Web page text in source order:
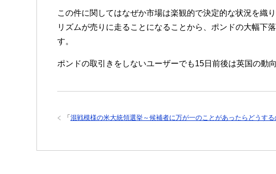
この件に関してはなぜか市場は楽観的で決定的な状況を織
リズムが売りに走ることになることから、ポンドの大幅下
す。
ポンドの取引きをしないユーザーでも15日前後は英国の動
「 混戦模様の米大統領選挙～候補者に万が一のことがあったらどうする